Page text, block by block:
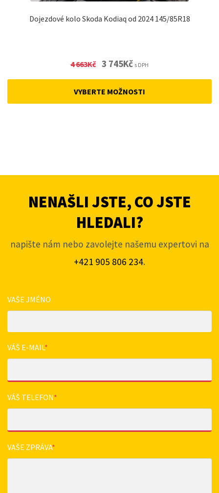
Dojezdové kolo Skoda Kodiaq od 2024 145/85R18
4 663Kč Original
3 745KčCurrent
s DPH
VYBERTE MOŽNOSTI
NENAŠLI JSTE, CO JSTE
HLEDALI?
napište nám nebo zavolejte našemu expertovi na
+421 905 806 234.
VAŠE JMÉNO
VÁŠ E-MAIL*
VÁŠ TELEFON*
VAŠE ZPRÁVA*